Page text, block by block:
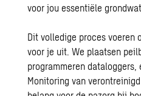
voor jou essentiële
Dit volledige proces voeren
voor je uit. We plaatsen
programmeren
Monitoring van